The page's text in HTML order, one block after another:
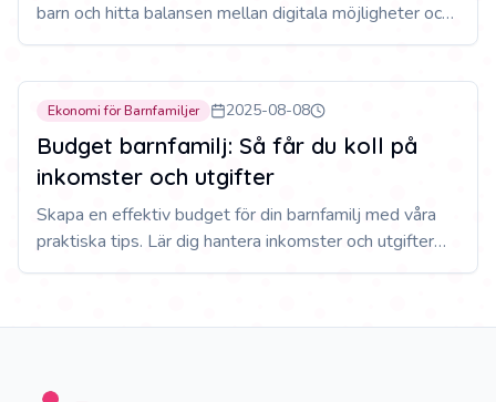
barn och hitta balansen mellan digitala möjligheter och
hälsosam utveckling. Expertråd för föräldrar.
Ekonomi för Barnfamiljer 2025-08-08
Budget barnfamilj: Så får du koll på
inkomster och utgifter
Skapa en effektiv budget för din barnfamilj med våra
praktiska tips. Lär dig hantera inkomster och utgifter
smart och få mer pengar över varje månad.